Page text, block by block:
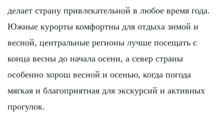
делает страну привлекательной в любое время года.
Южные курорты комфортны для отдыха зимой и
весной, центральные регионы лучше посещать с
конца весны до начала осени, а север страны
особенно хорош весной и осенью, когда погода
мягкая и благоприятная для экскурсий и активных
прогулок.